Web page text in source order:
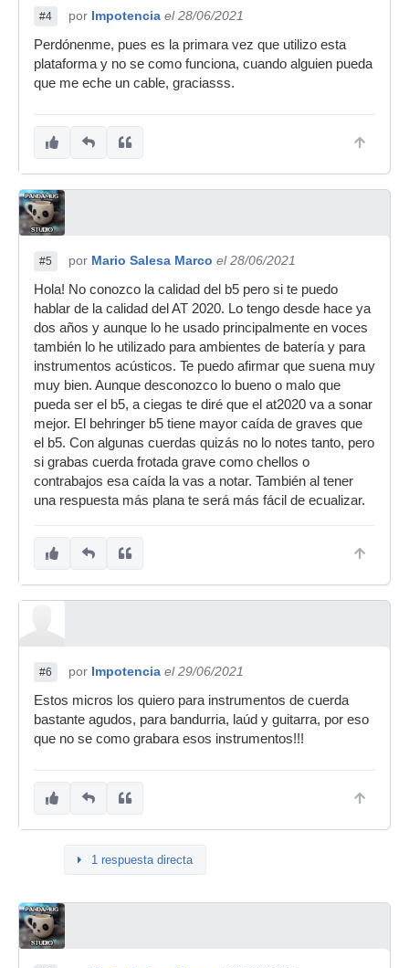
#4 por Impotencia el 28/06/2021
Perdónenme, pues es la primara vez que utilizo esta
plataforma y no se como funciona, cuando alguien pueda
que me eche un cable, graciasss.
#5 por Mario Salesa Marco el 28/06/2021
Hola! No conozco la calidad del b5 pero si te puedo
hablar de la calidad del AT 2020. Lo tengo desde hace ya
dos años y aunque lo he usado principalmente en voces
también lo he utilizado para ambientes de batería y para
instrumentos acústicos. Te puedo afirmar que suena muy
muy bien. Aunque desconozco lo bueno o malo que
pueda ser el b5, a ciegas te diré que el at2020 va a sonar
mejor. El behringer b5 tiene mayor caída de graves que
el b5. Con algunas cuerdas quizás no lo notes tanto, pero
si grabas cuerda frotada grave como chellos o
contrabajos esa caída la vas a notar. También al tener
una respuesta más plana te será más fácil de ecualizar.
#6 por Impotencia el 29/06/2021
Estos micros los quiero para instrumentos de cuerda
bastante agudos, para bandurria, laúd y guitarra, por eso
que no se como grabara esos instrumentos!!!
1 respuesta directa